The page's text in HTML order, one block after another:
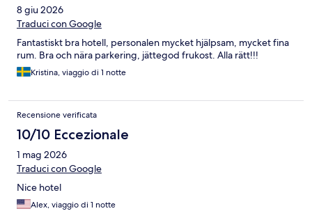
8 giu 2026
Traduci con Google
Fantastiskt bra hotell, personalen mycket hjälpsam, mycket fina
rum. Bra och nära parkering, jättegod frukost. Alla rätt!!!
Kristina, viaggio di 1 notte
Recensione verificata
10/10 Eccezionale
1 mag 2026
Traduci con Google
Nice hotel
Alex, viaggio di 1 notte